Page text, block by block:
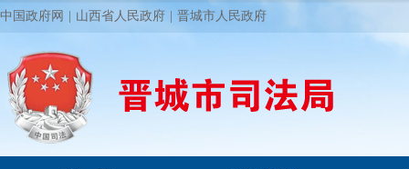
中国政府网 山西省人民政府 晋城市人民政府